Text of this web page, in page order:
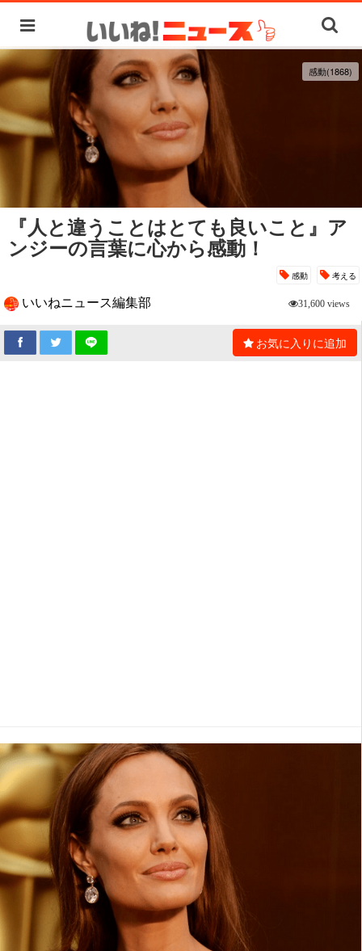
感動(1868)
『人と違うことはとても良いこと』ア
ンジーの言葉に心から感動！
感動 考える
いいねニュース編集部 31,600 views
お気に入りに追加